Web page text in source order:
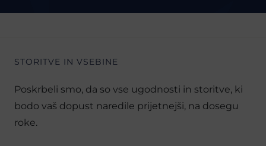
STORITVE IN VSEBINE
Poskrbeli smo, da so vse ugodnosti in storitve, ki
bodo vaš dopust naredile prijetnejši, na dosegu
roke.